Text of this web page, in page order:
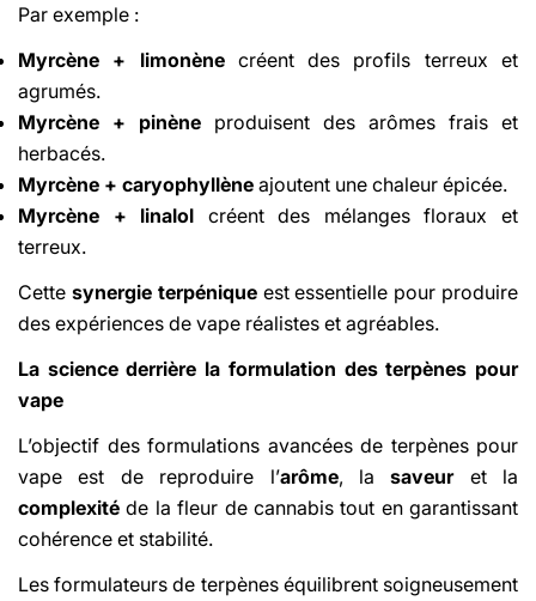
Par exemple :
Myrcène + limonènecréent des profils terreux et
agrumés.
Myrcène + pinène produisent des arômes frais et
herbacés.
Myrcène + caryophyllène ajoutent une chaleur épicée.
Myrcène + linalol créent des mélanges floraux et
terreux.
Cette synergie terpéniqueest essentielle pour produire
des expériences de vape réalistes et agréables.
La science derrière la formulation des terpènes pour
vape
L’objectif des formulations avancées de terpènes pour
vape est de reproduire l’arôme, lasaveuret la
complexité de la fleur de cannabis tout en garantissant
cohérence et stabilité.
Les formulateurs de terpènes équilibrent soigneusement